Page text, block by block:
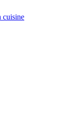
cuisine